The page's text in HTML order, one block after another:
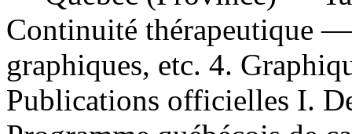
Continuité thérapeutique
graphiques, etc. 4.
Publications officielles I.